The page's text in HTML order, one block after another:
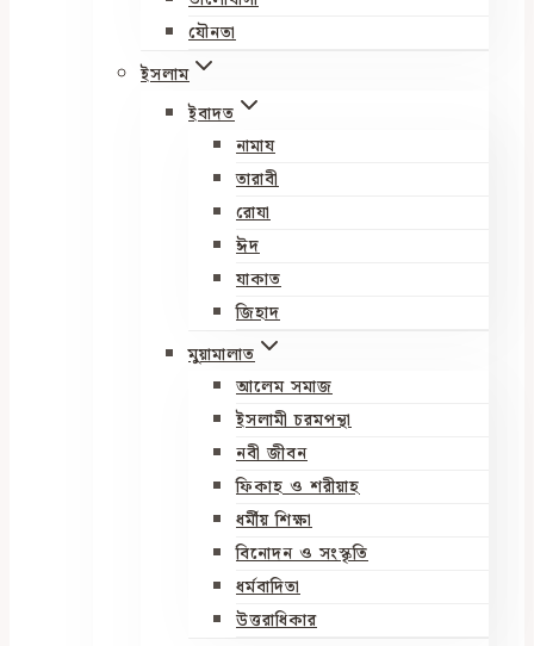
যৌনতা
ইসলাম
ইবাদত
নামায
তারাবী
রোযা
ঈদ
যাকাত
জিহাদ
মুয়ামালাত
আলেম সমাজ
ইসলামী চরমপন্থা
নবী জীবন
ফিকাহ ও শরীয়াহ
ধর্মীয় শিক্ষা
বিনোদন ও সংস্কৃতি
ধর্মবাদিতা
উত্তরাধিকার